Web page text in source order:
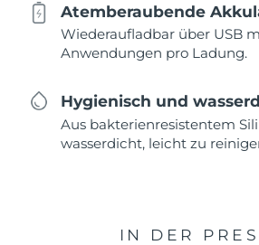
Atemberaubende
Wiederaufladbar über USB
Anwendungen pro Ladung.
Hygienisch und
Aus bakterienresistentem
wasserdicht, leicht zu
IN DER